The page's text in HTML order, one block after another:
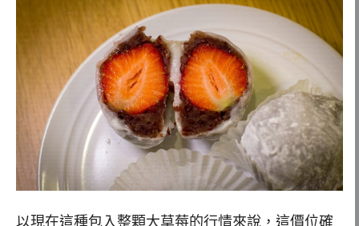
以現在這種包入整顆大草莓的行情來說，這價位確